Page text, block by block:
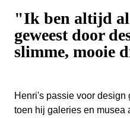
"Ik ben altijd al
geweest door
slimme, mooie
Henri's passie voor design
toen hij galeries en musea